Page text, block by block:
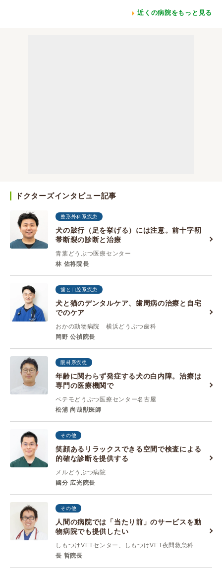
近くの病院をもっと見る
ドクターズインタビュー記事
整形外科系疾患
犬の跛行（足を挙げる）には注意。前十字靭
帯断裂の診断と治療
青葉どうぶつ医療センター
林 佑将院長
歯と口腔系疾患
犬と猫のデンタルケア、歯周病の治療と自宅
でのケア
おかの動物病院 横浜どうぶつ歯科
岡野 公禎院長
眼科系疾患
年齢に関わらず発症する犬の白内障。治療は
専門の医療機関で
ペテモどうぶつ医療センター名古屋
松浦 尚哉獣医師
その他
笑顔あるリラックスできる空間で検査による
的確な診断を提供する
メルどうぶつ病院
國分 広光院長
その他
人間の病院では「当たり前」のサービスを動
物病院でも提供したい
しもつけVETセンター、しもつけVET夜間救急科
長 哲院長